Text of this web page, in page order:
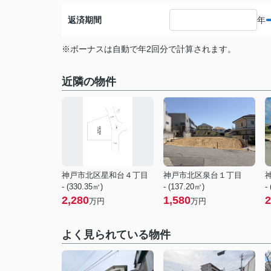
返済期間 年
※ボーナスは自動で年2回分で計算されます。
近隣の物件
神戸市北区星和台４丁目
- (330.35㎡)
2,280万円
神戸市北区泉台１丁目
- (137.20㎡)
1,580万円
-
よく見られている物件